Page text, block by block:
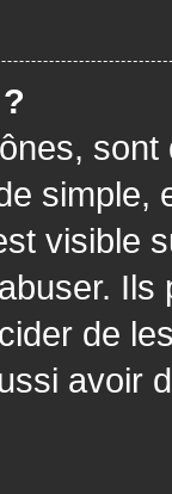
simple,
visible
de
avoir